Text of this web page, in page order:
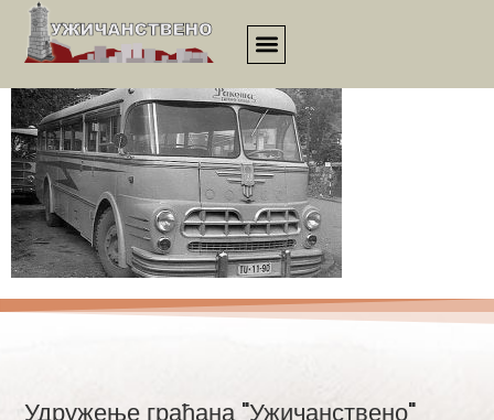
ukvn00042
Удружење грађана "Ужичанствено"